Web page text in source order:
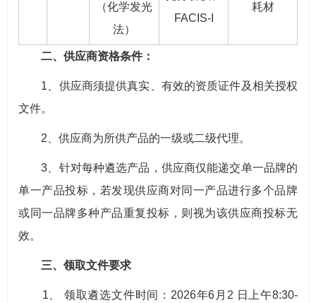
（化学发光
法）
FACIS-I
耗材
二、供应商资格条件：
1、供应商须提供真实、有效的资质证件及相关授权
文件。
2、供应商为所供产品的一级或二级代理。
3、针对每种遴选产品，供应商仅能递交单一品牌的
单一产品投标，若发现供应商对同一产品进行多个品牌
或同一品牌多种产品重复投标，则视为该供应商投标无
效。
三、领取文件要求
1、 领取遴选文件时间：2026年6月2 日上午8:30-